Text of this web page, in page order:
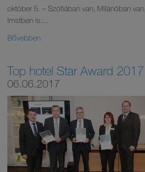
október 5. – Szófiában van, Milánóban
Imstben is:...
Bővebben
Top hotel Star Award 2017
06.06.2017